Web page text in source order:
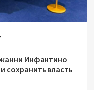
Инфантино
сохранить власть